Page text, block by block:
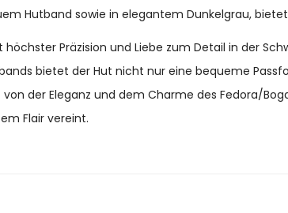
Hutband sowie in elegantem Dunkelgrau,
Präzision und Liebe zum Detail in der
bietet der Hut nicht nur eine bequeme
der Eleganz und dem Charme des Fedora/
Flair vereint.